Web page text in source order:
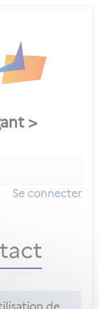
Se connecter